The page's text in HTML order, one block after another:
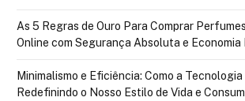
As 5 Regras de Ouro Para Comprar
Online com Segurança Absoluta e Economia
Minimalismo e Eficiência: Como a
Redefinindo o Nosso Estilo de Vida e